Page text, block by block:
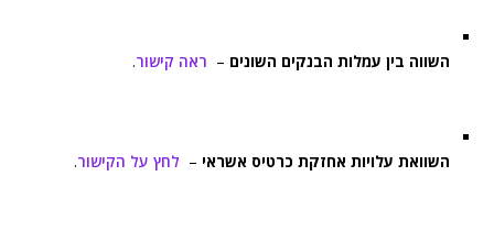
השווה בין עמלות הבנקים השונים – ראה קישור.
השוואת עלויות אחזקת כרטיס אשראי – לחץ על הקישור.